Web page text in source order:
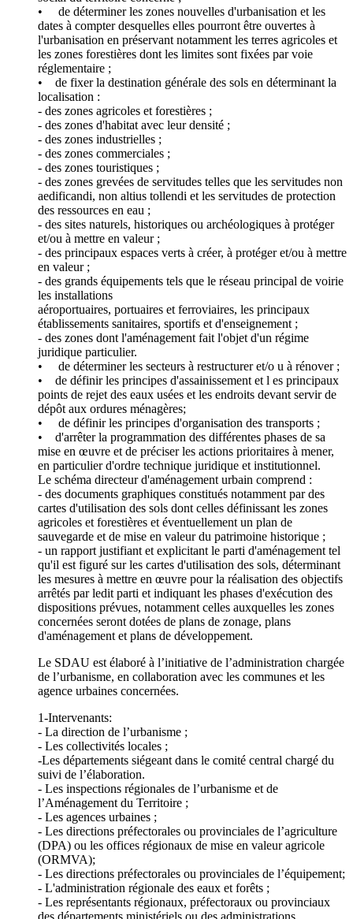
• de déterminer les zones nouvelles d'urbanisation et les
dates à compter desquelles elles pourront être ouvertes à
l'urbanisation en préservant notamment les terres agricoles et
les zones forestières dont les limites sont fixées par voie
réglementaire ;
• de fixer la destination générale des sols en déterminant la
localisation :
- des zones agricoles et forestières ;
- des zones d'habitat avec leur densité ;
- des zones industrielles ;
- des zones commerciales ;
- des zones touristiques ;
- des zones grevées de servitudes telles que les servitudes non
aedificandi, non altius tollendi et les servitudes de protection
des ressources en eau ;
- des sites naturels, historiques ou archéologiques à protéger
et/ou à mettre en valeur ;
- des principaux espaces verts à créer, à protéger et/ou à mettre
en valeur ;
- des grands équipements tels que le réseau principal de voirie
les installations
aéroportuaires, portuaires et ferroviaires, les principaux
établissements sanitaires, sportifs et d'enseignement ;
- des zones dont l'aménagement fait l'objet d'un régime
juridique particulier.
• de déterminer les secteurs à restructurer et/o u à rénover ;
• de définir les principes d'assainissement et l es principaux
points de rejet des eaux usées et les endroits devant servir de
dépôt aux ordures ménagères;
• de définir les principes d'organisation des transports ;
• d'arrêter la programmation des différentes phases de sa
mise en œuvre et de préciser les actions prioritaires à mener,
en particulier d'ordre technique juridique et institutionnel.
Le schéma directeur d'aménagement urbain comprend :
- des documents graphiques constitués notamment par des
cartes d'utilisation des sols dont celles définissant les zones
agricoles et forestières et éventuellement un plan de
sauvegarde et de mise en valeur du patrimoine historique ;
- un rapport justifiant et explicitant le parti d'aménagement tel
qu'il est figuré sur les cartes d'utilisation des sols, déterminant
les mesures à mettre en œuvre pour la réalisation des objectifs
arrêtés par ledit parti et indiquant les phases d'exécution des
dispositions prévues, notamment celles auxquelles les zones
concernées seront dotées de plans de zonage, plans
d'aménagement et plans de développement.
Le SDAU est élaboré à l’initiative de l’administration chargée
de l’urbanisme, en collaboration avec les communes et les
agence urbaines concernées.
1-Intervenants:
- La direction de l’urbanisme ;
- Les collectivités locales ;
-Les départements siégeant dans le comité central chargé du
suivi de l’élaboration.
- Les inspections régionales de l’urbanisme et de
l’Aménagement du Territoire ;
- Les agences urbaines ;
- Les directions préfectorales ou provinciales de l’agriculture
(DPA) ou les offices régionaux de mise en valeur agricole
(ORMVA);
- Les directions préfectorales ou provinciales de l’équipement;
- L'administration régionale des eaux et forêts ;
- Les représentants régionaux, préfectoraux ou provinciaux